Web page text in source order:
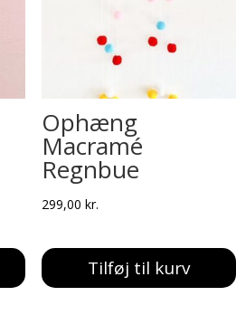
Ophæng
Macramé
Regnbue
299,00 kr.
Tilføj til kurv